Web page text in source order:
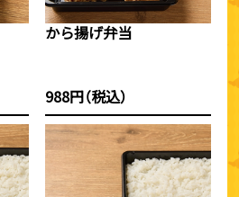
から揚げ弁当
988円（税込）